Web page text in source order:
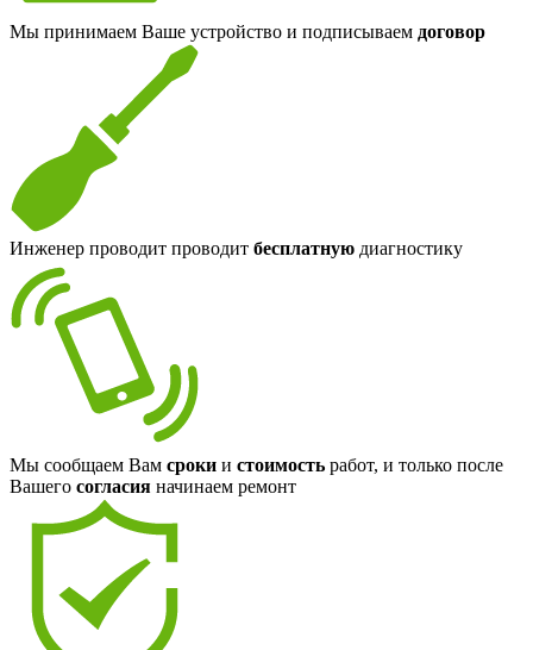
Мы принимаем Ваше устройство и подписываем договор
Инженер проводит проводит бесплатную диагностику
Мы сообщаем Вам сроки и стоимость работ, и только после
Вашего согласия начинаем ремонт